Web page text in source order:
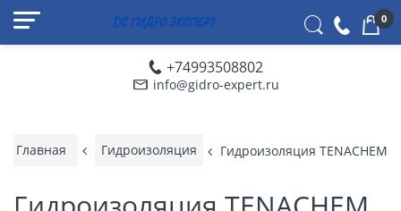
+74993508802
info@gidro-expert.ru
0
Главная Гидроизоляция Гидроизоляция TENACHEM